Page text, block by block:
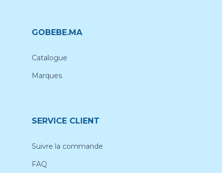
GOBEBE.MA
Catalogue
Marques
SERVICE CLIENT
Suivre la commande
FAQ